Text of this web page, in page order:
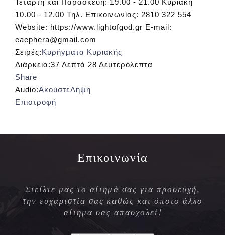
10.00 - 12.00 Τηλ. Επικοινωνίας: 2810 322 554
Website: https://www.lightofgod.gr E-mail:
eaephera@gmail.com
Σειρές:Κυρήγματα Κυριακής
Διάρκεια:37 Λεπτά 28 Δευτερόλεπτα
Share
Audio:ΑκούστεΛήψη
Επιστροφή
Επικοινωνία
Στείλτε μας το αίτημά σας για προσευχή,
την ευχαριστία σας καθώς και όποιο άλλο
αίτημα σας απασχολεί!